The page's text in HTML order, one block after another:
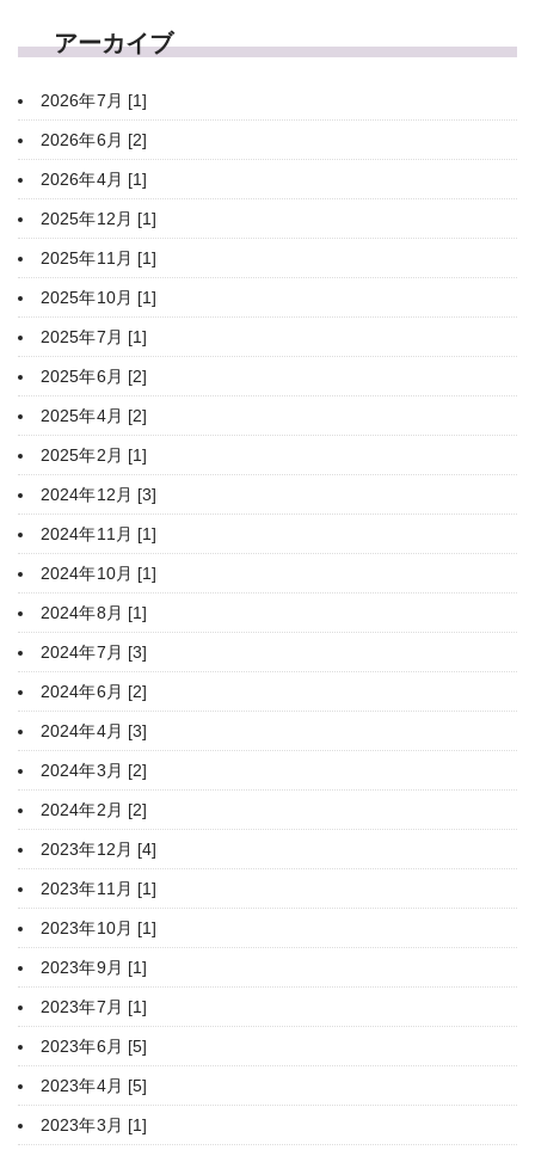
アーカイブ
2026年7月 [1]
2026年6月 [2]
2026年4月 [1]
2025年12月 [1]
2025年11月 [1]
2025年10月 [1]
2025年7月 [1]
2025年6月 [2]
2025年4月 [2]
2025年2月 [1]
2024年12月 [3]
2024年11月 [1]
2024年10月 [1]
2024年8月 [1]
2024年7月 [3]
2024年6月 [2]
2024年4月 [3]
2024年3月 [2]
2024年2月 [2]
2023年12月 [4]
2023年11月 [1]
2023年10月 [1]
2023年9月 [1]
2023年7月 [1]
2023年6月 [5]
2023年4月 [5]
2023年3月 [1]